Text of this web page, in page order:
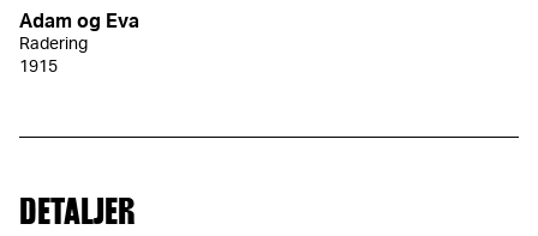
Adam og Eva
Radering
1915
DETALJER